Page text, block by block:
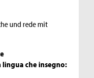
und rede mit
che insegno: